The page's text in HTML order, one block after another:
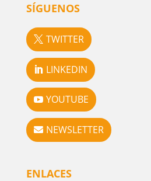
SÍGUENOS
TWITTER
LINKEDIN
YOUTUBE
NEWSLETTER
ENLACES